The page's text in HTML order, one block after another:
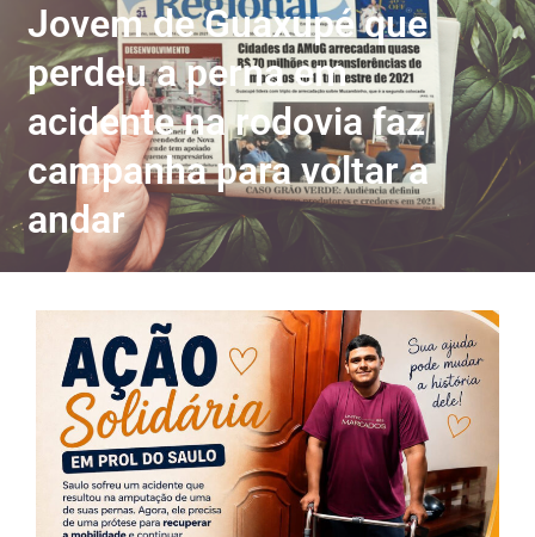
Jovem de Guaxupé que
perdeu a perna em
acidente na rodovia faz
campanha para voltar a
andar